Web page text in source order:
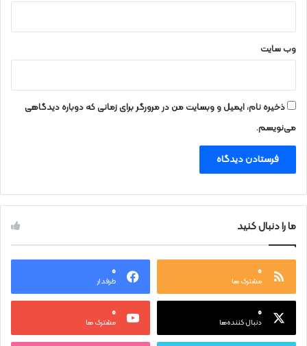
ی
س
ت
وب‌ سایت
ذخیره نام، ایمیل و وبسایت من در مرورگر برای زمانی که دوباره دیدگاهی
می‌نویسم.
ما را دنبال کنید
۰
مشترک ها
۰
طرفدار
۰
دنبال کننده‌ها
۰
مشترک ها